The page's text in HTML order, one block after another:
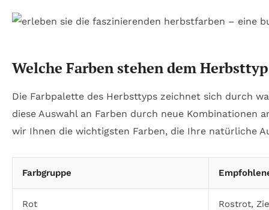
Welche Farben stehen dem
Die Farbpalette des Herbsttyps zeichnet sich durch
diese Auswahl an Farben durch neue
wir Ihnen die wichtigsten Farben, die Ihre natürliche
Farbgruppe
Rot Rostrot,